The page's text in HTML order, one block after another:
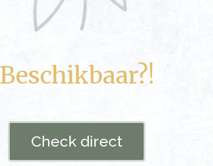
Beschikbaar?!
Check direct